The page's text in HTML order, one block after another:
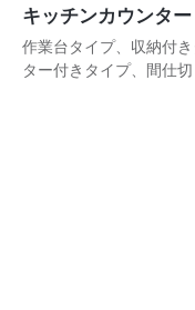
キッチンカウンター
作業台タイプ、収納付
ター付きタイプ、間仕